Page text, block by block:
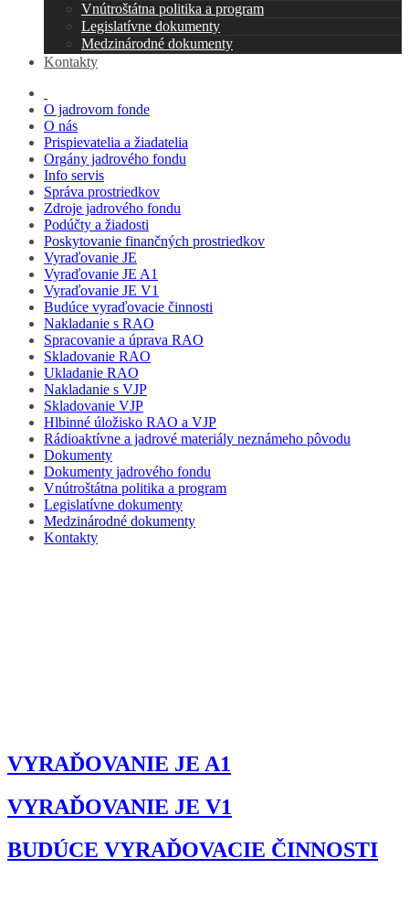
Vnútroštátna politika a program
Legislatívne dokumenty
Medzinárodné dokumenty
Kontakty
O jadrovom fonde
O nás
Prispievatelia a žiadatelia
Orgány jadrového fondu
Info servis
Správa prostriedkov
Zdroje jadrového fondu
Podúčty a žiadosti
Poskytovanie finančných prostriedkov
Vyraďovanie JE
Vyraďovanie JE A1
Vyraďovanie JE V1
Budúce vyraďovacie činnosti
Nakladanie s RAO
Spracovanie a úprava RAO
Skladovanie RAO
Ukladanie RAO
Nakladanie s VJP
Skladovanie VJP
Hlbinné úložisko RAO a VJP
Rádioaktívne a jadrové materiály neznámeho pôvodu
Dokumenty
Dokumenty jadrového fondu
Vnútroštátna politika a program
Legislatívne dokumenty
Medzinárodné dokumenty
Kontakty
VYRAĎOVANIE JE A1
VYRAĎOVANIE JE V1
BUDÚCE VYRAĎOVACIE ČINNOSTI